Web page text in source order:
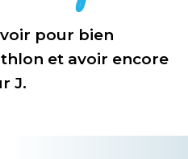
pour bien
et avoir encore
J.